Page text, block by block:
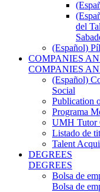
del
(Español)
COMPANIES
COMPANIES
(Español)
Social
Publication
Programa
UMH Tutor
Listado de
Talent
DEGREES
DEGREES
Bolsa de
Bolsa de